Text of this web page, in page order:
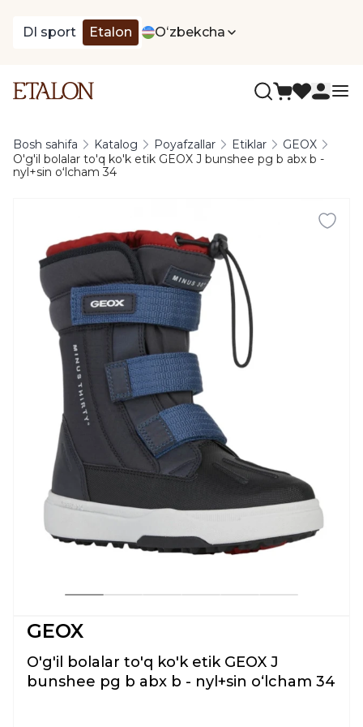
DI sport Etalon Oʻzbekcha
Bosh sahifa Katalog Poyafzallar Etiklar
GEOX
O'g'il bolalar to'q ko'k etik GEOX J bunshee pg b abx b -
nyl+sin oʻlcham 34
GEOX
O'g'il bolalar to'q ko'k etik GEOX J
bunshee pg b abx b - nyl+sin oʻlcham 34